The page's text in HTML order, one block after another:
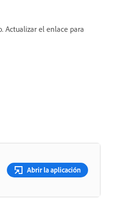
Actualizar el enlace para
Abrir la aplicación